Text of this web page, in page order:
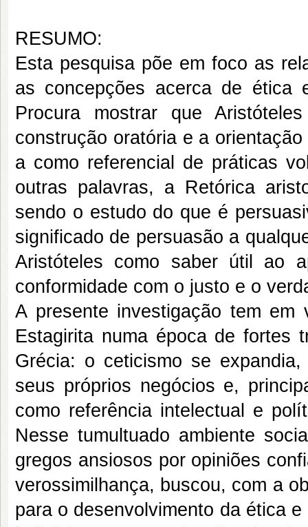
RESUMO:
Esta pesquisa põe em foco as
as concepções acerca de ética
Procura mostrar que
construção oratória e a
a como referencial de práticas
outras palavras, a Retórica
sendo o estudo do que é
significado de persuasão a
Aristóteles como saber útil ao
conformidade com o justo e o
A presente investigação tem
Estagirita numa época de fortes
Grécia: o ceticismo se
seus próprios negócios e,
como referência intelectual e
Nesse tumultuado ambiente
gregos ansiosos por opiniões
verossimilhança, buscou, com a
para o desenvolvimento da ética